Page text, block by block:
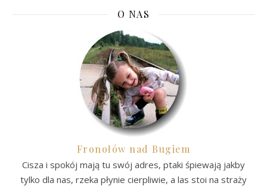
O NAS
Fronołów nad Bugiem
Cisza i spokój mają tu swój adres, ptaki śpiewają jakby
tylko dla nas, rzeka płynie cierpliwie, a las stoi na straży